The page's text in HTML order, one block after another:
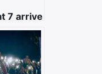
7 arrive
trail